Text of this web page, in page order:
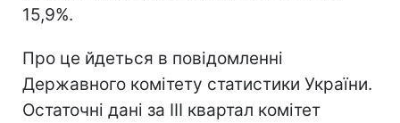
15,9%.
Про це йдеться в повідомленні
Державного комітету статистики України.
Остаточні дані за III квартал комітет